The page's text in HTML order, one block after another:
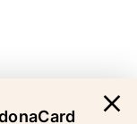
close